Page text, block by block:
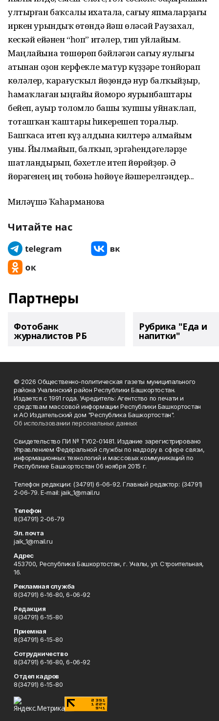
Миләүшә Ҡаһарманова
Читайте нас
Партнеры
Фотобанк
журналистов РБ
Рубрика "Еда и
напитки"
© 2026 Общественно-политическая газеты муниципального
района Учалинский район Республики Башкортостан.
Издается с 1991 года. Учредитель: Агентство по печати и
средствам массовой информации Республики Башкортостан
и АО Издательский дом "Республика Башкортостан".
Об использовании персональных данных
Свидетельство ПИ № ТУ02-01481. Издание зарегистрировано
Управлением Федеральной службы по надзору в сфере связи,
информационных технологий и массовых коммуникаций по
Республике Башкортостан 06 ноября 2015 г.
Телефон редакции: (34791) 6-06-92. Главный редактор: (34791)
2-06-79. Е-mаil: jaik_1@mail.ru
Телефон
8(34791) 2-06-79
Эл. почта
jaik_1@mail.ru
Адрес
453700, Республика Башкортостан, г. Учалы, ул. Строительная,
16.
Рекламная служба
8(34791) 6-16-80, 6-06-92
Редакция
8(34791) 6-15-80
Приемная
8(34791) 6-15-80
Сотрудничество
8(34791) 6-16-80, 6-06-92
Отдел кадров
8(34791) 6-15-80